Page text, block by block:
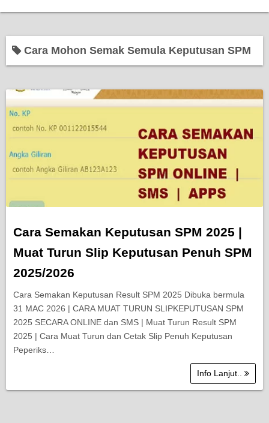
Cara Mohon Semak Semula Keputusan SPM
Cara Semakan Keputusan SPM 2025 |
Muat Turun Slip Keputusan Penuh SPM
2025/2026
Cara Semakan Keputusan Result SPM 2025 Dibuka bermula
31 MAC 2026 | CARA MUAT TURUN SLIPKEPUTUSAN SPM
2025 SECARA ONLINE dan SMS | Muat Turun Result SPM
2025 | Cara Muat Turun dan Cetak Slip Penuh Keputusan
Peperiks…
Info Lanjut..